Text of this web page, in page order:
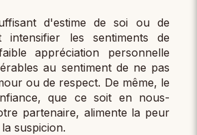
d'estime de soi ou de
intensifier les sentiments de
appréciation personnelle
au sentiment de ne pas
ou de respect. De même, le
que ce soit en nous-
partenaire, alimente la peur
suspicion.